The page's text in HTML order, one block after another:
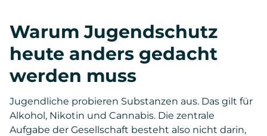
Warum Jugendschutz
heute anders gedacht
werden muss
Jugendliche probieren Substanzen aus. Das gilt für
Alkohol, Nikotin und Cannabis. Die zentrale
Aufgabe der Gesellschaft besteht also nicht darin,